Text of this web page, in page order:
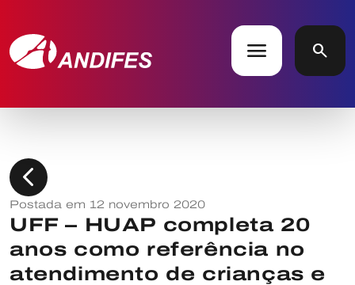
menu search
chevron_left
Postada em 12 novembro 2020
UFF – HUAP completa 20
anos como referência no
atendimento de crianças e